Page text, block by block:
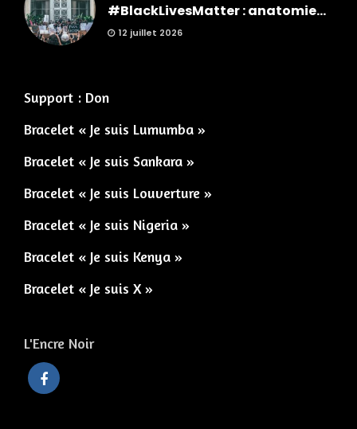
#BlackLivesMatter : anatomie...
12 juillet 2026
Support : Don
Bracelet « Je suis Lumumba »
Bracelet « Je suis Sankara »
Bracelet « Je suis Louverture »
Bracelet « Je suis Nigeria »
Bracelet « Je suis Kenya »
Bracelet « Je suis X »
L'Encre Noir